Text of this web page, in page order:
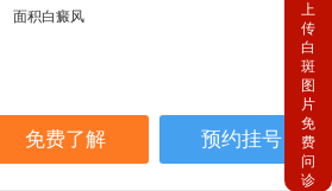
面积白癜风
免费了解 预约挂号
上
传
白
斑
图
片
免
费
问
诊